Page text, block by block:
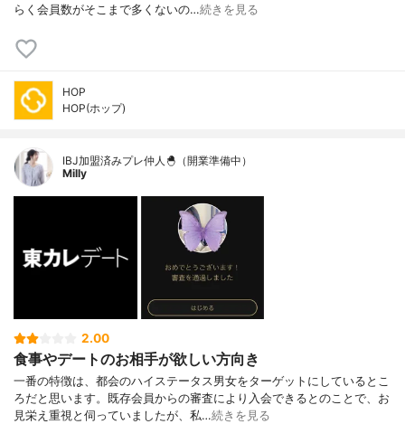
らく会員数がそこまで多くないの…続きを見る
HOP
HOP(ホップ)
IBJ加盟済みプレ仲人🐣（開業準備中）
Milly
2.00
食事やデートのお相手が欲しい方向き
一番の特徴は、都会のハイステータス男女をターゲットにしているとこ
ろだと思います。既存会員からの審査により入会できるとのことで、お
見栄え重視と伺っていましたが、私…続きを見る